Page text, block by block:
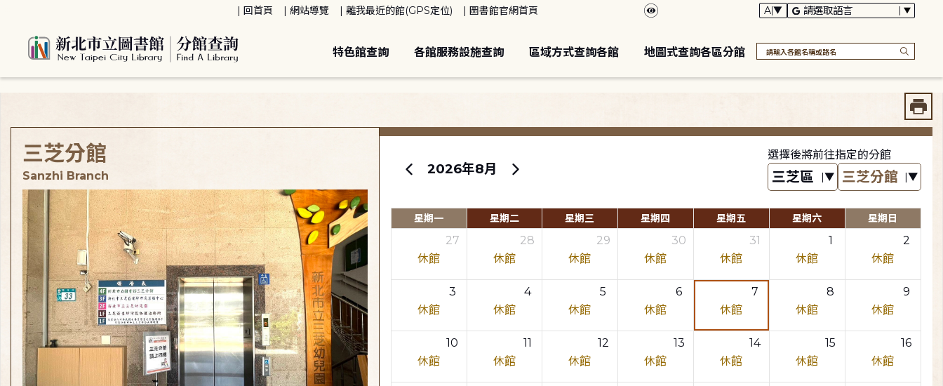
回首頁 網站導覽 離我最近的館(GPS定位) 圖書館官網首頁
特色館查詢 各館服務設施查詢 區域方式查詢各館 地圖式查詢各區分館
2026年8月
選擇後將前往指定的分館
星期一 星期二 星期三 星期四 星期五 星期六 星期日
27
休館
28
休館
29
休館
30
休館
31
休館
1
休館
2
休館
3
休館
4
休館
5
休館
6
休館
7
休館
8
休館
9
休館
10
休館
11
休館
12
休館
13
休館
14
休館
15
休館
16
休館
三芝分館
Sanzhi Branch